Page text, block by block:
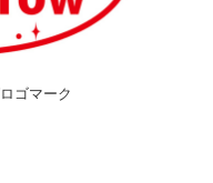
ゴマーク